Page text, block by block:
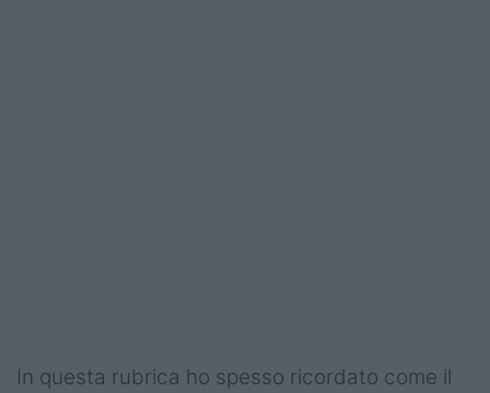
In questa rubrica ho spesso ricordato come il